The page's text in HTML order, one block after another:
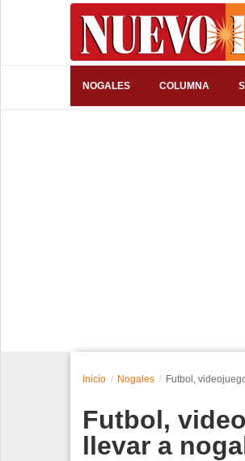
NOGALES COLUMNA
Inicio Nogales Futbol,
Futbol,
llevar a